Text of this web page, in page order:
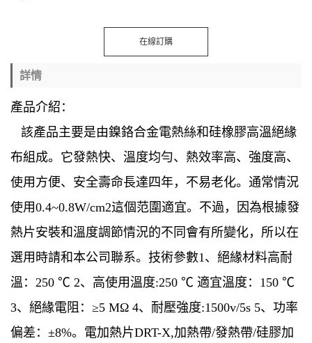
在線訂購
詳情
產品介紹：
該產品主要是由鎳鉻合金電熱絲和硅橡膠高溫絕緣
布組成。它發熱快、溫度均勻、熱效率高、強度高、
使用方便、安全壽命長達四年，不易老化。通常情況
使用0.4~0.8W/cm2這個范圍適宜。不過，因為根據發
熱片安裝和溫度調節情況的不同會有所變化，所以在
選用時請和本公司聯系。技術參數1、絕緣材料高耐
溫：250 ℃ 2、高使用溫度:250 ℃ 適宜溫度：150 ℃
3、絕緣電阻：≥5 MΩ 4、耐壓強度:1500v/5s 5、功率
偏差：±8%。電加熱片DRT-X,加熱帶/發熱帶/硅膠加